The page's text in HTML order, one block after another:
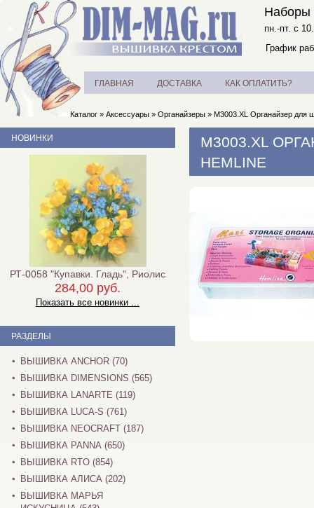
Наборы
пн.-пт. с
График
ГЛАВНАЯ ДОСТАВКА КАК ОПЛАТИТЬ?
Каталог » Аксессуары » Органайзеры » M3003.XL Органайзер для
M3003.XL
HEMLINE
НОВИНКИ
РТ-0058 "Купавки. Гладь", Риолис
284,00 руб.
Показать все новинки ...
РАЗДЕЛЫ
ВЫШИВКА ANCHOR (70)
ВЫШИВКА DIMENSIONS (565)
ВЫШИВКА LANARTE (119)
ВЫШИВКА LUCA-S (761)
ВЫШИВКА NEOCRAFT (187)
ВЫШИВКА PANNA (650)
ВЫШИВКА RTO (854)
ВЫШИВКА АЛИСА (202)
ВЫШИВКА МАРЬЯ